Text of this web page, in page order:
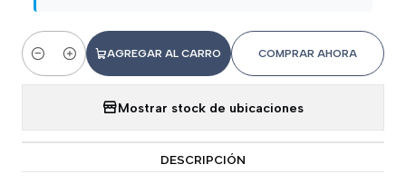
Cantidad
AGREGAR AL CARRO COMPRAR AHORA
Mostrar stock de ubicaciones
DESCRIPCIÓN